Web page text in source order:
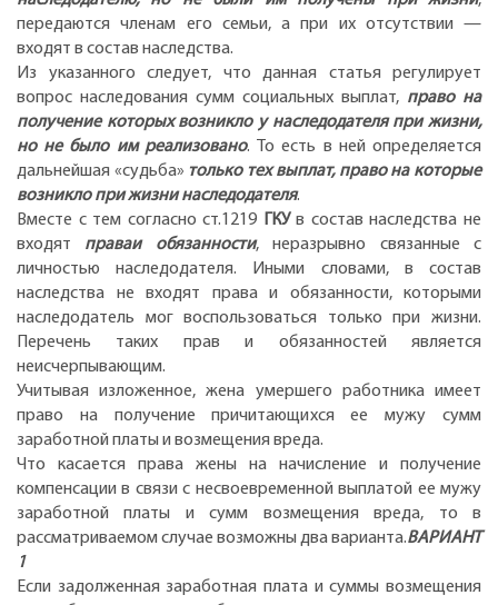
передаются членам его семьи, а при их отсутствии —
входят в состав наследства.
Из указанного следует, что данная статья регулирует
вопрос наследования сумм социальных выплат, право на
получение которых возникло у наследодателя при жизни,
но не было им реализовано. То есть в ней определяется
дальнейшая «судьба» только тех выплат, право на которые
возникло при жизни наследодателя.
Вместе с тем согласно ст.1219
ГКУв состав наследства не
входят праваи обязанности, неразрывно связанные с
личностью наследодателя. Иными словами, в состав
наследства не входят права и обязанности, которыми
наследодатель мог воспользоваться только при жизни.
Перечень таких прав и обязанностей является
неисчерпывающим.
Учитывая изложенное, жена умершего работника имеет
право на получение причитающихся ее мужу сумм
заработной платы и возмещения вреда.
Что касается права жены на начисление и получение
компенсации в связи с несвоевременной выплатой ее мужу
заработной платы и сумм возмещения вреда, то в
рассматриваемом случае возможны два варианта.ВАРИАНТ
1
Если задолженная заработная плата и суммы возмещения